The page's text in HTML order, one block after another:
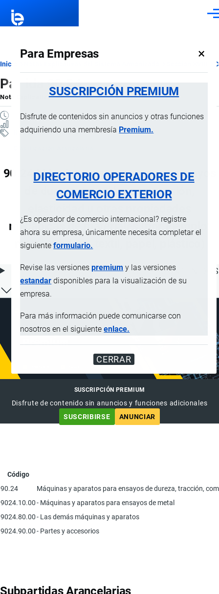
Para Empresas ×
SUSCRIPCIÓN PREMIUM
Disfrute de contenidos sin anuncios y otras funciones
adquiriendo una membresía Premium.
DIRECTORIO OPERADORES DE
COMERCIO EXTERIOR
¿Es operador de comercio internacional? registre
ahora su empresa, únicamente necesita completar el
siguienteformulario.
Revise las versionespremium y las versiones
estandar disponibles para la visualización de su
empresa.
Para más información puede comunicarse con
nosotros en el siguienteenlace.
CERRAR
Ruta
de
navegación
Inicio
Partida 90.24
Nota ExplicativaporImportaciones …, 22 Julio, 2024
8 MINUTOS
Notas Explicativas
90.24 Máquinas y aparatos para ensayos
de dureza, tracción, compresión,
mecánicas de materiales (por ejemplo:
metal, madera, textil, papel, plástico)
ÍNDICE DE CONTENIDOS
SUSCRIPCIÓN PREMIUM
Disfrute de contenido sin anuncios y funciones adicionales
SUSCRIBIRSE
ANUNCIAR
Código
90.24
Máquinas y aparatos para ensayos de dureza, tracción,
9024.10.00- Máquinas y aparatos para ensayos de metal
9024.80.00- Las demás máquinas y aparatos
9024.90.00- Partes y accesorios
Subpartidas Arancelarias